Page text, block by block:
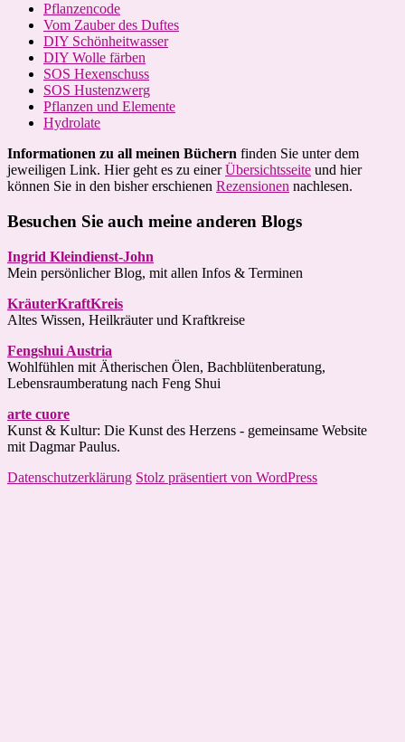
Pflanzencode
Vom Zauber des Duftes
DIY Schönheitwasser
DIY Wolle färben
SOS Hexenschuss
SOS Hustenzwerg
Pflanzen und Elemente
Hydrolate
Informationen zu all meinen Büchern finden Sie unter dem
jeweiligen Link. Hier geht es zu einerÜbersichtsseite und hier
können Sie in den bisher erschienen Rezensionen nachlesen.
Besuchen Sie auch meine anderen Blogs
Ingrid Kleindienst-John
Mein persönlicher Blog, mit allen Infos & Terminen
KräuterKraftKreis
Altes Wissen, Heilkräuter und Kraftkreise
Fengshui Austria
Wohlfühlen mit Ätherischen Ölen, Bachblütenberatung,
Lebensraumberatung nach Feng Shui
arte cuore
Kunst & Kultur: Die Kunst des Herzens - gemeinsame Website
mit Dagmar Paulus.
Datenschutzerklärung Stolz präsentiert von WordPress